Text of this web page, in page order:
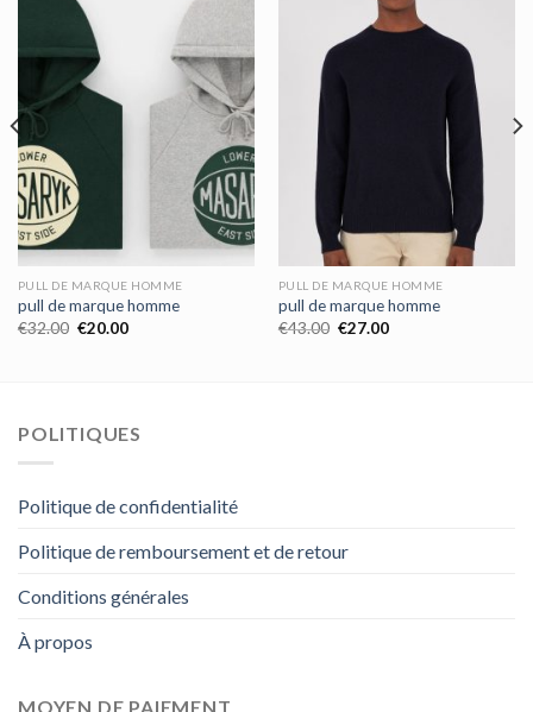
PULL DE MARQUE HOMME
pull de marque homme
€32.00 €20.00
PULL DE MARQUE HOMME
pull de marque homme
€43.00 €27.00
POLITIQUES
Politique de confidentialité
Politique de remboursement et de retour
Conditions générales
À propos
MOYEN DE PAIEMENT